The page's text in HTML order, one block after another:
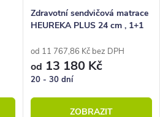
Zdravotní sendvičová matrace
HEUREKA PLUS 24 cm , 1+1
od 11 767,86 Kč bez DPH
od 13 180 Kč
20 - 30 dní
ZOBRAZIT